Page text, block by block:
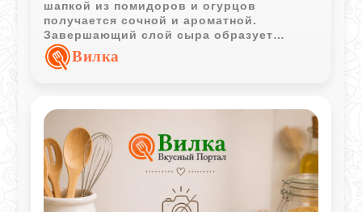
шапкой из помидоров и огурцов
получается сочной и ароматной.
Завершающий слой сыра образует
аппетитную корочку, которая отлично
дополняет мясо.
Вилка